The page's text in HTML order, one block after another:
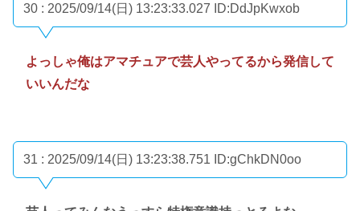
30 : 2025/09/14(日) 13:23:33.027 ID:DdJpKwxob
よっしゃ俺はアマチュアで芸人やってるから発信して
いいんだな
31 : 2025/09/14(日) 13:23:38.751 ID:gChkDN0oo